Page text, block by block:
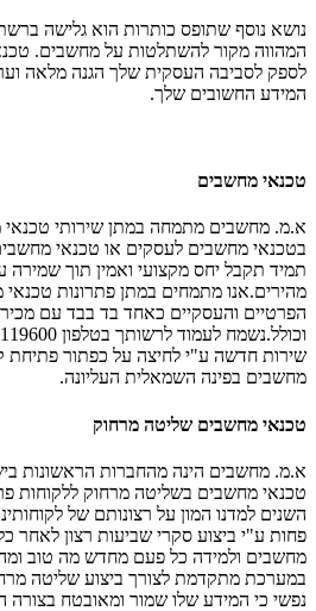
נושא נוסף שתופס כותרות הוא גלישה
המהווה מקור להשתלטות על מחשבים.
לספק לסביבה העסקית שלך הגנה מלאה
המידע החשובים שלך.
טכנאי מחשבים
א.מ. מחשבים מתמחה במתן שירותי טכנאי
בטכנאי מחשבים לעסקים או טכנאי
תמיד תקבל יחס מקצועי ואמין תוך שמירה
מהירים.אנו מתמחים במתן פתרונות
הפרטיים והעסקיים כאחד בד בבד עם
שירות חדשה ע"י לחיצה על כפתור פתיחת
מחשבים בפינה השמאלית העליונה.
טכנאי מחשבים שליטה מרחוק
א.מ. מחשבים הינה מהחברות הראשונות
טכנאי מחשבים בשליטה מרחוק ללקוחות
השנים למדנו המון על רצונותם של
פחות ע"י ביצוע סקרי שביעות רצון לאחר
מחשבים ולמידה כל פעם מחדש מה טוב
במערכת מתקדמת לצורך ביצוע שליטה
נפשי כי המידע שלו שמור ומאובטח בצורה